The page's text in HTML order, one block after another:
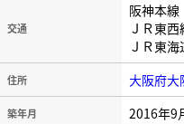
交通
阪神本線
ＪＲ東
ＪＲ東
住所 大阪府大
築年月 2016年9